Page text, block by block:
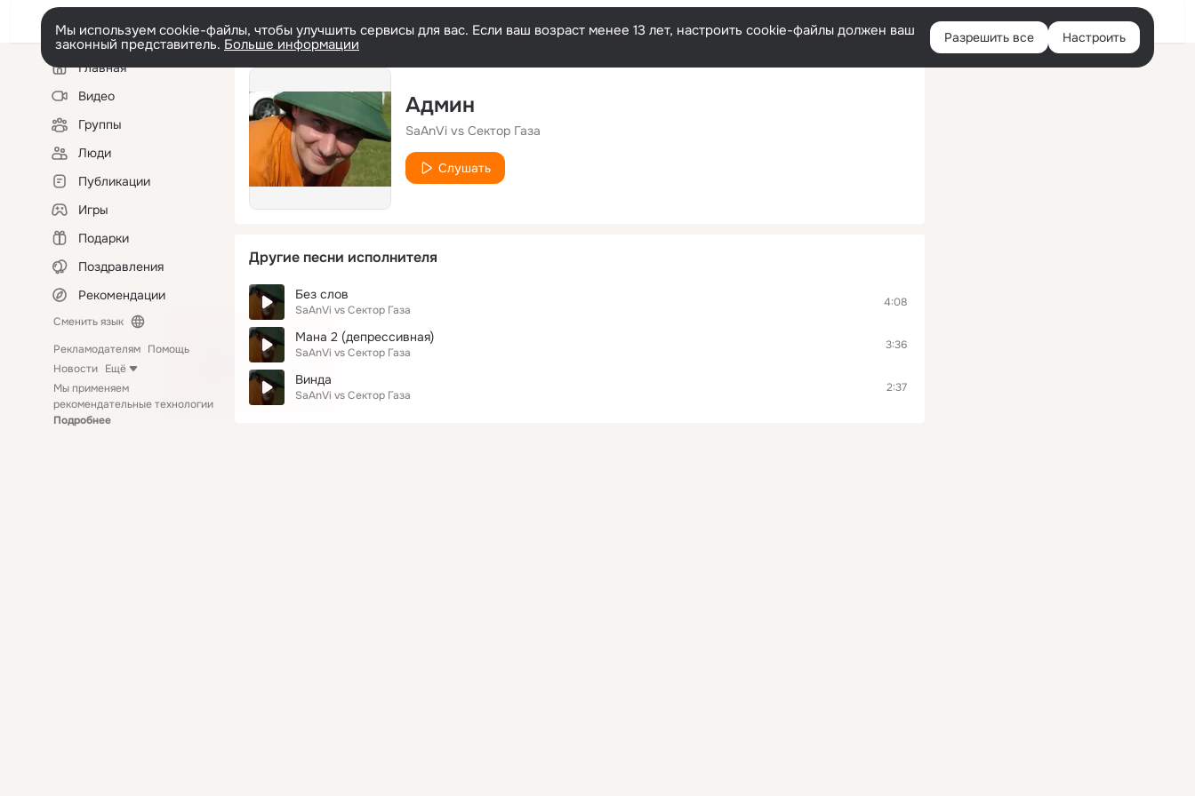
Войти
Мы используем cookie-файлы, чтобы улучшить сервисы для вас. Если ваш возраст менее 13 лет, настроить cookie-файлы должен ваш
законный представитель. Больше информации Разрешить все Настроить
Левая
колонкаГлавная
Видео
Группы
Люди
Публикации
Игры
Подарки
Поздравления
Рекомендации
Сменить язык
Рекламодателям Помощь
Новости Ещё
Мы применяем
рекомендательные технологии
Подробнее
Админ
SaAnVi vs Сектор Газа
Слушать
Другие песни исполнителя
Без слов
SaAnVi vs Сектор Газа
4:08
Мана 2 (депрессивная)
SaAnVi vs Сектор Газа
3:36
Винда
SaAnVi vs Сектор Газа
2:37